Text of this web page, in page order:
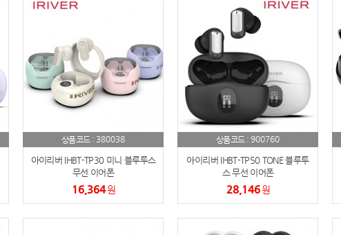
상품코드 : 380038
아이리버 IHBT-TP30 미니 블루투스
무선 이어폰
16,364원
상품코드 : 900760
아이리버 IHBT-TP50 TONE 블루투
스 무선 이어폰
28,146원